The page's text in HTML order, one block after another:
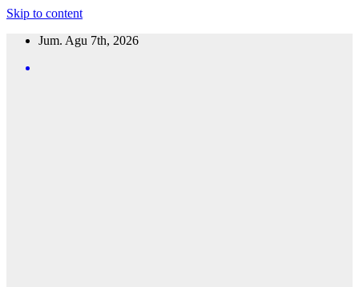
Skip to content
Jum. Agu 7th, 2026